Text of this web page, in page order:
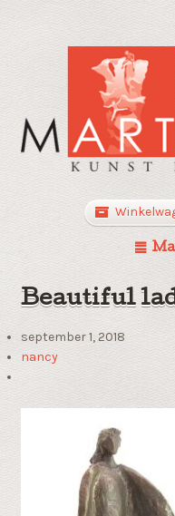
Beautiful
september 1, 2018
nancy